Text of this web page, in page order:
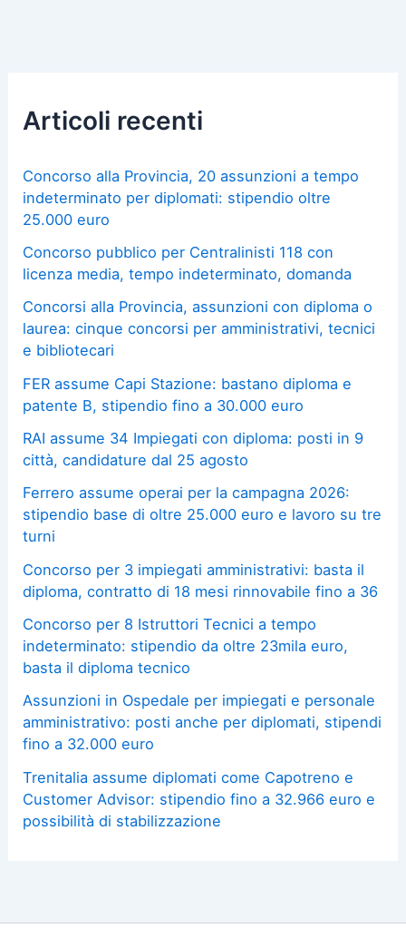
Articoli recenti
Concorso alla Provincia, 20 assunzioni a tempo
indeterminato per diplomati: stipendio oltre
25.000 euro
Concorso pubblico per Centralinisti 118 con
licenza media, tempo indeterminato, domanda
Concorsi alla Provincia, assunzioni con diploma o
laurea: cinque concorsi per amministrativi, tecnici
e bibliotecari
FER assume Capi Stazione: bastano diploma e
patente B, stipendio fino a 30.000 euro
RAI assume 34 Impiegati con diploma: posti in 9
città, candidature dal 25 agosto
Ferrero assume operai per la campagna 2026:
stipendio base di oltre 25.000 euro e lavoro su tre
turni
Concorso per 3 impiegati amministrativi: basta il
diploma, contratto di 18 mesi rinnovabile fino a 36
Concorso per 8 Istruttori Tecnici a tempo
indeterminato: stipendio da oltre 23mila euro,
basta il diploma tecnico
Assunzioni in Ospedale per impiegati e personale
amministrativo: posti anche per diplomati, stipendi
fino a 32.000 euro
Trenitalia assume diplomati come Capotreno e
Customer Advisor: stipendio fino a 32.966 euro e
possibilità di stabilizzazione